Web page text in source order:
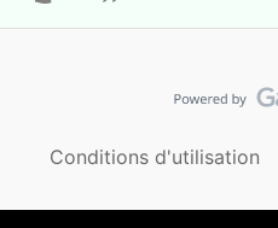
Conditions d'utilisation